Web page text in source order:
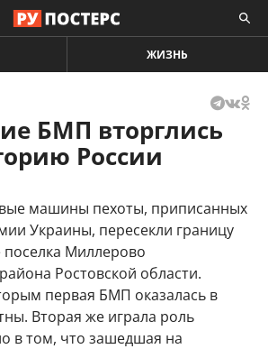
ЖИЗНЬ
БМП вторглись
России
машины пехоты, приписанных
Украины, пересекли границу
Миллерово
Ростовской области.
первая БМП оказалась в
Вторая же играла роль
в том, что зашедшая на